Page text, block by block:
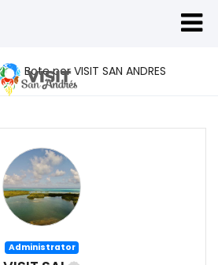
Bote por VISIT SAN ANDRES
Administrator